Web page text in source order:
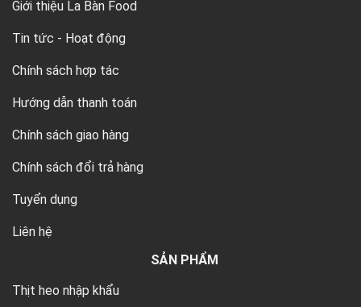
Giới thiệu La Bàn Food
Tin tức - Hoạt động
Chính sách hợp tác
Hướng dẫn thanh toán
Chính sách giao hàng
Chính sách đổi trả hàng
Tuyển dụng
Liên hệ
SẢN PHẨM
Thịt heo nhập khẩu